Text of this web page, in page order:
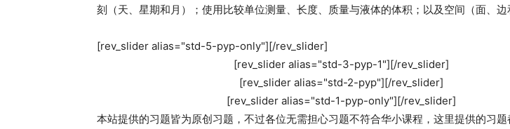
刻（天、星期和月）；使用比较单位测量、长度、质量与液体的体积；以及空间（面、边
[rev_slider alias="std-5-pyp-only"][/rev_slider]
[rev_slider alias="std-3-pyp-1"][/rev_slider]
[rev_slider alias="std-2-pyp"][/rev_slider]
[rev_slider alias="std-1-pyp-only"][/rev_slider]
本站提供的习题皆为原创习题，不过各位无需担心习题不符合华小课程，这里提供的习